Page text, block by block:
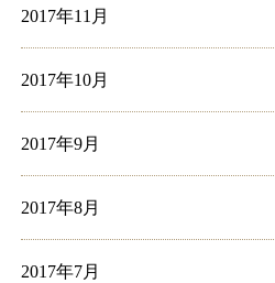
2017年11月
2017年10月
2017年9月
2017年8月
2017年7月